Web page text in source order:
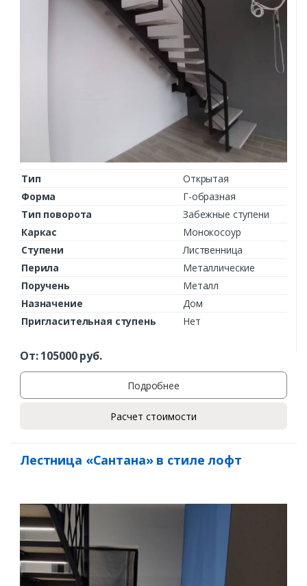
Тип
Открытая
Форма
Г-образная
Тип поворота
Забежные ступени
Каркас
Монокосоур
Ступени
Лиственница
Перила
Металлические
Поручень
Металл
Назначение
Дом
Пригласительная ступень
Нет
От:105000руб.
Подробнее
Расчет стоимости
Лестница «Сантана» в стиле лофт